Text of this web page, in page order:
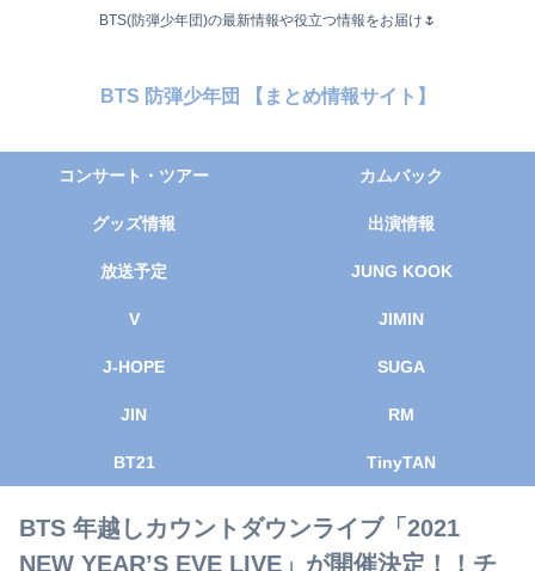
BTS(防弾少年団)の最新情報や役立つ情報をお届け🌷
BTS 防弾少年団 【まとめ情報サイト】
コンサート・ツアー カムバック
グッズ情報 出演情報
放送予定 JUNG KOOK
V JIMIN
J-HOPE SUGA
JIN RM
BT21 TinyTAN
BTS 年越しカウントダウンライブ「2021
NEW YEAR’S EVE LIVE」が開催決定！！チ